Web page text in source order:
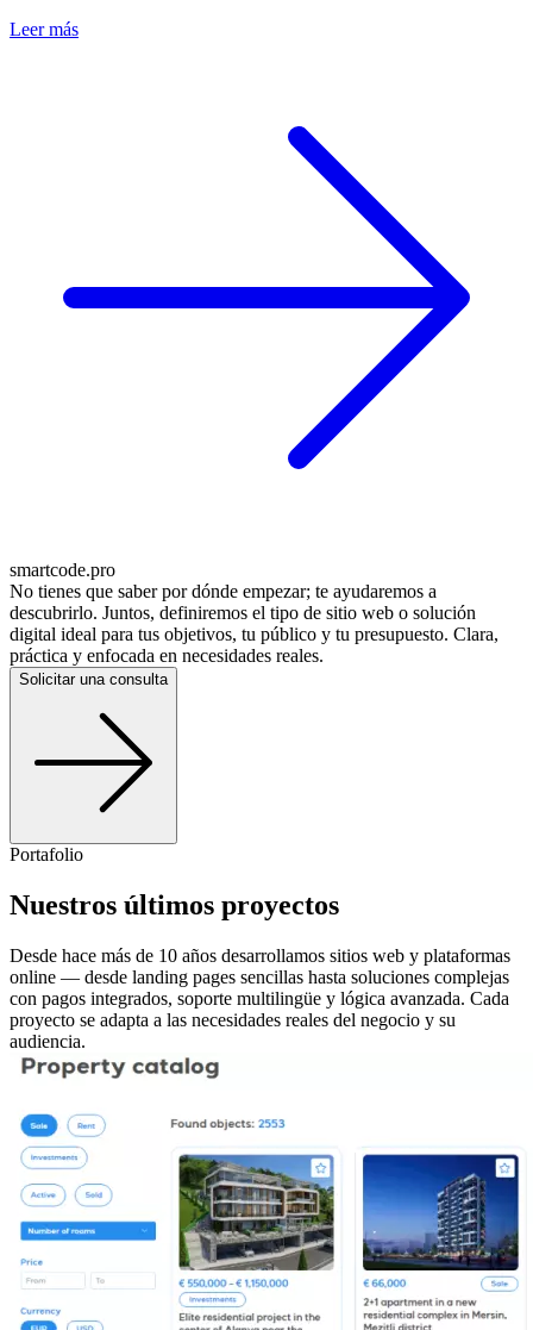
Leer más
smartcode.pro
No tienes que saber por dónde empezar; te ayudaremos a
descubrirlo. Juntos, definiremos el tipo de sitio web o solución
digital ideal para tus objetivos, tu público y tu presupuesto. Clara,
práctica y enfocada en necesidades reales.
Solicitar una consulta
Portafolio
Nuestros últimos proyectos
Desde hace más de 10 años desarrollamos sitios web y plataformas
online — desde landing pages sencillas hasta soluciones complejas
con pagos integrados, soporte multilingüe y lógica avanzada. Cada
proyecto se adapta a las necesidades reales del negocio y su
audiencia.